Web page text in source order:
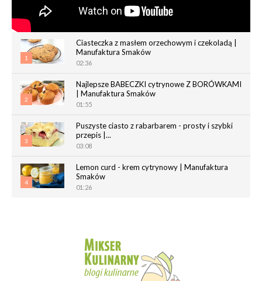
1
Ciasteczka z masłem orzechowym i czekoladą |
Manufaktura Smaków
02:36
2
Najlepsze BABECZKI cytrynowe Z BORÓWKAMI
| Manufaktura Smaków
01:55
3
Puszyste ciasto z rabarbarem - prosty i szybki
przepis |...
03:08
4
Lemon curd - krem cytrynowy | Manufaktura
Smaków
01:26
Magdalenki | Manufaktura Smaków
01:40